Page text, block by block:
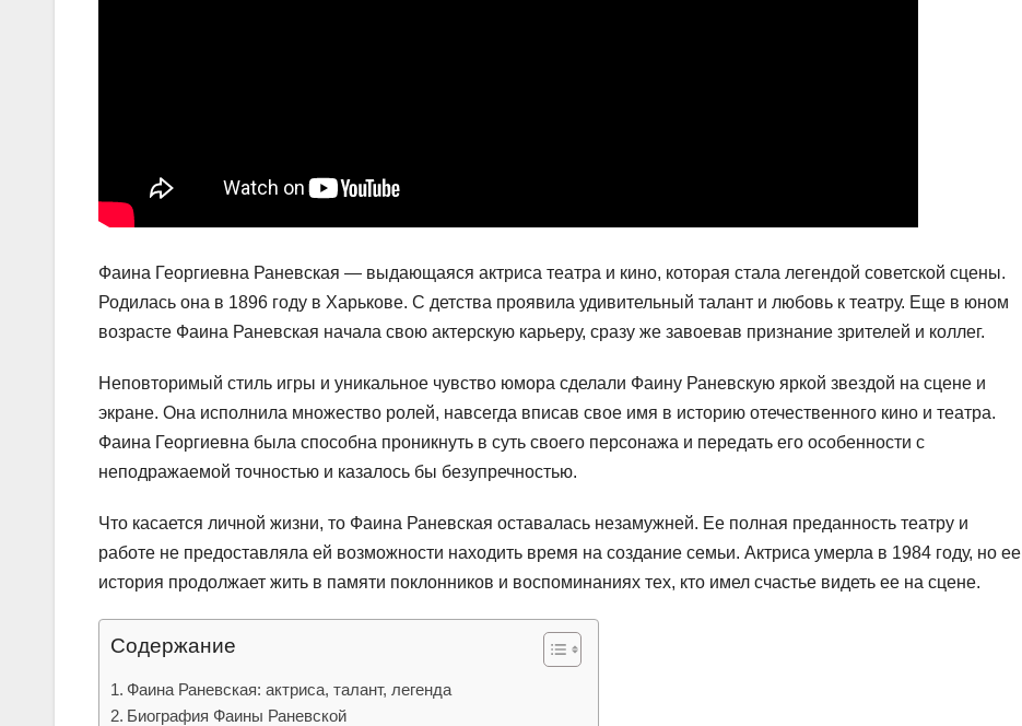
Фаина Георгиевна Раневская — выдающаяся актриса театра и кино, которая стала легендой советской сцены.
Родилась она в 1896 году в Харькове. С детства проявила удивительный талант и любовь к театру. Еще в юном
возрасте Фаина Раневская начала свою актерскую карьеру, сразу же завоевав признание зрителей и коллег.
Неповторимый стиль игры и уникальное чувство юмора сделали Фаину Раневскую яркой звездой на сцене и
экране. Она исполнила множество ролей, навсегда вписав свое имя в историю отечественного кино и театра.
Фаина Георгиевна была способна проникнуть в суть своего персонажа и передать его особенности с
неподражаемой точностью и казалось бы безупречностью.
Что касается личной жизни, то Фаина Раневская оставалась незамужней. Ее полная преданность театру и
работе не предоставляла ей возможности находить время на создание семьи. Актриса умерла в 1984 году, но ее
история продолжает жить в памяти поклонников и воспоминаниях тех, кто имел счастье видеть ее на сцене.
Содержание
Фаина Раневская: актриса, талант, легенда
Биография Фаины Раневской